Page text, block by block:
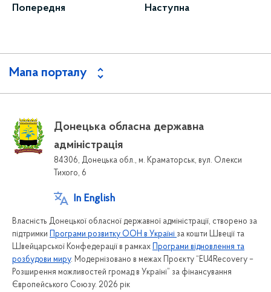
Попередня Наступна
Мапа порталу
Донецька обласна державна
адміністрація
84306, Донецька обл., м. Краматорськ, вул. Олекси
Тихого, 6
In English
Власність Донецької обласної державної адміністрації, створено за
підтримки Програми розвитку ООН в Україні за кошти Швеції та
Швейцарської Конфедерації в рамках Програми відновлення та
розбудови миру. Модернізовано в межах Проєкту “EU4Recovery –
Розширення можливостей громад в Україні” за фінансування
Європейського Союзу. 2026 рік